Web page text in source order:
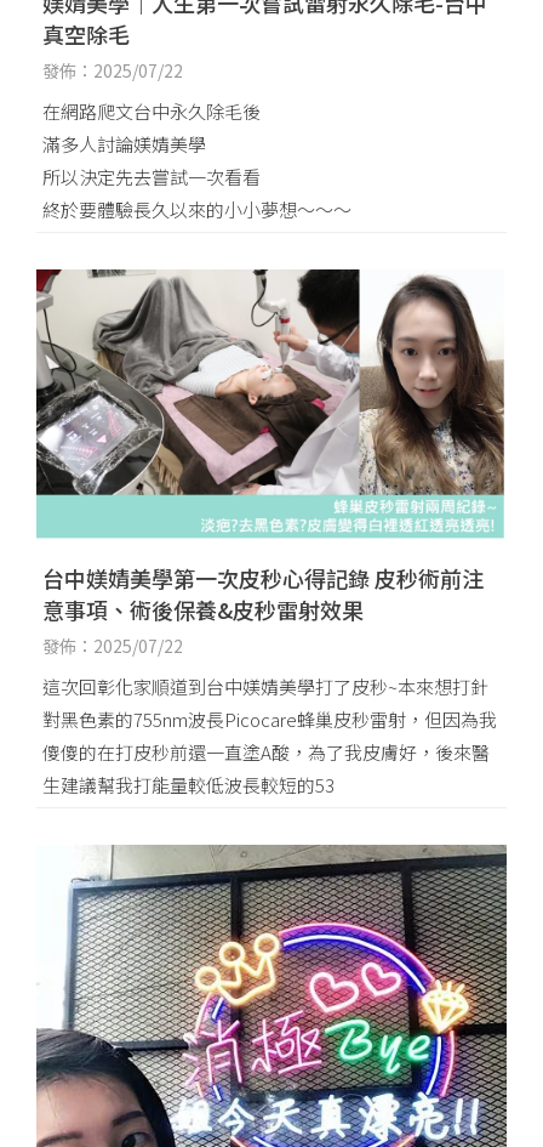
真空除毛
發佈：2025/07/22
在網路爬文台中永久除毛後
滿多人討論媄婧美學
所以決定先去嘗試一次看看
終於要體驗長久以來的小小夢想～～～
台中媄婧美學第一次皮秒心得記錄 皮秒術前注
意事項、術後保養&皮秒雷射效果
發佈：2025/07/22
這次回彰化家順道到台中媄婧美學打了皮秒~本來想打針
對黑色素的755nm波長Picocare蜂巢皮秒雷射，但因為我
傻傻的在打皮秒前還一直塗A酸，為了我皮膚好，後來醫
生建議幫我打能量較低波長較短的53